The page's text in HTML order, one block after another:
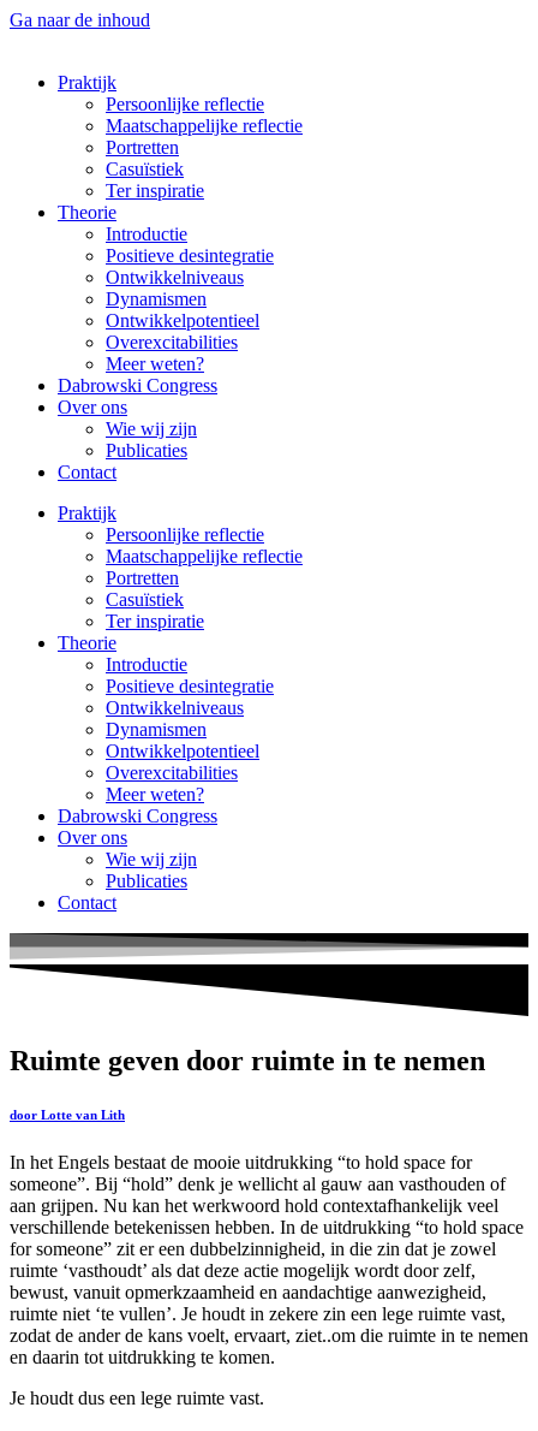
Ga naar de inhoud
Praktijk
Persoonlijke reflectie
Maatschappelijke reflectie
Portretten
Casuïstiek
Ter inspiratie
Theorie
Introductie
Positieve desintegratie
Ontwikkelniveaus
Dynamismen
Ontwikkelpotentieel
Overexcitabilities
Meer weten?
Dabrowski Congress
Over ons
Wie wij zijn
Publicaties
Contact
Praktijk
Persoonlijke reflectie
Maatschappelijke reflectie
Portretten
Casuïstiek
Ter inspiratie
Theorie
Introductie
Positieve desintegratie
Ontwikkelniveaus
Dynamismen
Ontwikkelpotentieel
Overexcitabilities
Meer weten?
Dabrowski Congress
Over ons
Wie wij zijn
Publicaties
Contact
Ruimte geven door ruimte in te nemen
door Lotte van Lith
In het Engels bestaat de mooie uitdrukking “to hold space for
someone”. Bij “hold” denk je wellicht al gauw aan vasthouden of
aan grijpen. Nu kan het werkwoord hold contextafhankelijk veel
verschillende betekenissen hebben. In de uitdrukking “to hold space
for someone” zit er een dubbelzinnigheid, in die zin dat je zowel
ruimte ‘vasthoudt’ als dat deze actie mogelijk wordt door zelf,
bewust, vanuit opmerkzaamheid en aandachtige aanwezigheid,
ruimte niet ‘te vullen’. Je houdt in zekere zin een lege ruimte vast,
zodat de ander de kans voelt, ervaart, ziet..om die ruimte in te nemen
en daarin tot uitdrukking te komen.
Je houdt dus een lege ruimte vast.